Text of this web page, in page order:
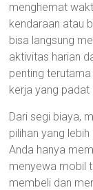
menghemat
kendaraan atau
bisa langsung
aktivitas harian
penting
kerja yang
Dari segi biaya,
pilihan yang
Anda hanya
menyewa mobil
membeli dan